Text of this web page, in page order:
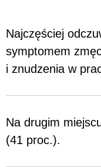
Najczęściej
symptomem
i znudzenia w
Na drugim
(41 proc.).